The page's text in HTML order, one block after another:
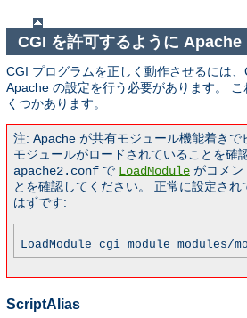
CGI を許可するように Apache
CGI プログラムを正しく動作させるには
Apache の設定を行う必要があります。
くつかあります。
注: Apache が共有モジュール機能着きで
モジュールがロードされていることを確
apache2.conf で LoadModule がコメン
とを確認してください。 正常に設定さ
はずです:
LoadModule cgi_module modules/
ScriptAlias